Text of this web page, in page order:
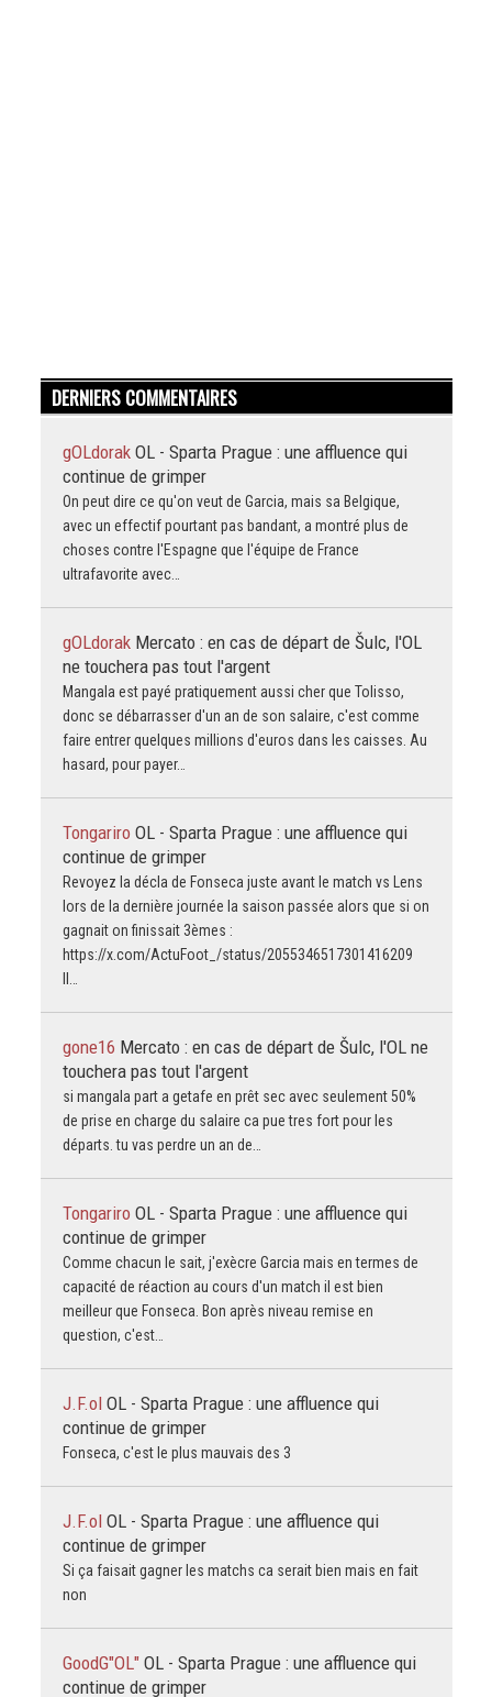
DERNIERS COMMENTAIRES
gOLdorak OL - Sparta Prague : une affluence qui
continue de grimper
On peut dire ce qu'on veut de Garcia, mais sa Belgique,
avec un effectif pourtant pas bandant, a montré plus de
choses contre l'Espagne que l'équipe de France
ultrafavorite avec…
gOLdorak Mercato : en cas de départ de Šulc, l'OL
ne touchera pas tout l'argent
Mangala est payé pratiquement aussi cher que Tolisso,
donc se débarrasser d'un an de son salaire, c'est comme
faire entrer quelques millions d'euros dans les caisses. Au
hasard, pour payer…
Tongariro OL - Sparta Prague : une affluence qui
continue de grimper
Revoyez la décla de Fonseca juste avant le match vs Lens
lors de la dernière journée la saison passée alors que si on
gagnait on finissait 3èmes :
https://x.com/ActuFoot_/status/2055346517301416209
gone16 Mercato : en cas de départ de Šulc, l'OL ne
touchera pas tout l'argent
si mangala part a getafe en prêt sec avec seulement 50%
de prise en charge du salaire ca pue tres fort pour les
départs. tu vas perdre un an de…
Tongariro OL - Sparta Prague : une affluence qui
continue de grimper
Comme chacun le sait, j'exècre Garcia mais en termes de
capacité de réaction au cours d'un match il est bien
meilleur que Fonseca. Bon après niveau remise en
question, c'est…
J.F.ol OL - Sparta Prague : une affluence qui
continue de grimper
Fonseca, c'est le plus mauvais des 3
J.F.ol OL - Sparta Prague : une affluence qui
continue de grimper
Si ça faisait gagner les matchs ca serait bien mais en fait
non
GoodG"OL" OL - Sparta Prague : une affluence qui
continue de grimper